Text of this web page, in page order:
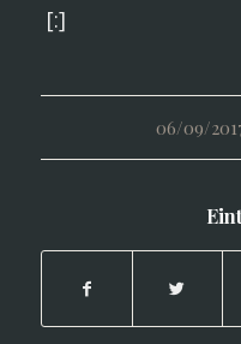
[:]
06/09/
/